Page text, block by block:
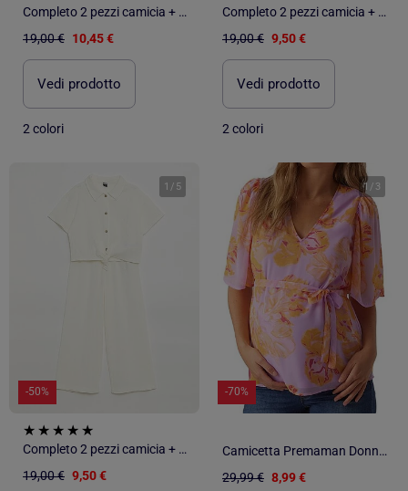
Completo 2 pezzi camicia + pantaloni
19,00 € 10,45 €
Vedi prodotto
2 colori
Completo 2 pezzi camicia + pantaloni
19,00 € 9,50 €
Vedi prodotto
2 colori
1 / 5
-50%
Completo 2 pezzi camicia + pantaloni
19,00 € 9,50 €
1 / 3
-70%
Camicetta Premaman Donna Vero Moda
29,99 € 8,99 €